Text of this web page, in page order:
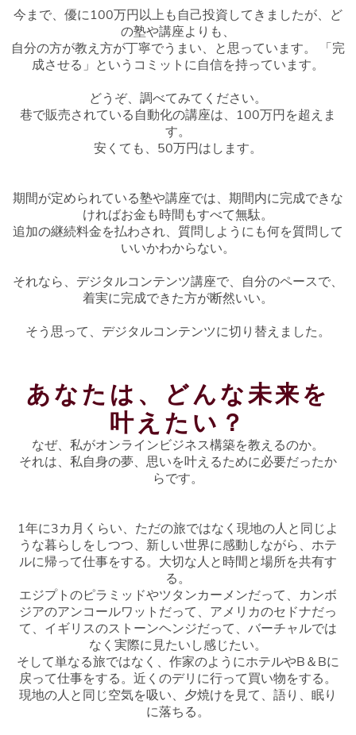
今まで、優に100万円以上も自己投資してきましたが、ど
の塾や講座よりも、
自分の方が教え方が丁寧でうまい、と思っています。 「完
成させる」というコミットに自信を持っています。
どうぞ、調べてみてください。
巷で販売されている自動化の講座は、100万円を超えま
す。
安くても、50万円はします。
期間が定められている塾や講座では、期間内に完成できな
ければお金も時間もすべて無駄。
追加の継続料金を払わされ、質問しようにも何を質問して
いいかわからない。
それなら、デジタルコンテンツ講座で、自分のペースで、
着実に完成できた方が断然いい。
そう思って、デジタルコンテンツに切り替えました。
あなたは、どんな未来を
叶えたい？
なぜ、私がオンラインビジネス構築を教えるのか。
それは、私自身の夢、思いを叶えるために必要だったか
らです。
1年に3カ月くらい、ただの旅ではなく現地の人と同じよ
うな暮らしをしつつ、新しい世界に感動しながら、ホテ
ルに帰って仕事をする。大切な人と時間と場所を共有す
る。
エジプトのピラミッドやツタンカーメンだって、カンボ
ジアのアンコールワットだって、アメリカのセドナだっ
て、イギリスのストーンヘンジだって、バーチャルでは
なく実際に見たいし感じたい。
そして単なる旅ではなく、作家のようにホテルやB＆Bに
戻って仕事をする。近くのデリに行って買い物をする。
現地の人と同じ空気を吸い、夕焼けを見て、語り、眠り
に落ちる。